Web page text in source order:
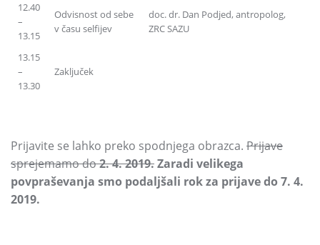
12.40
–
13.15
Odvisnost od sebe
v času selfijev
doc.dr. Dan Podjed,antropolog,
ZRC SAZU
13.15
–
13.30
Zaključek
Prijavite se lahko preko spodnjega obrazca. Prijave
sprejemamo do2.4.2019.Zaradi velikega
povpraševanja smo podaljšali rok za prijave do 7. 4.
2019.